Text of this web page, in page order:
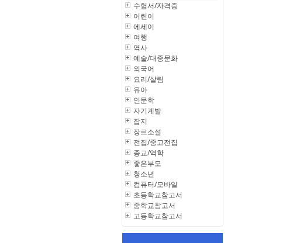
수험서/자격증
어린이
에세이
여행
역사
예술/대중문화
외국어
요리/살림
유아
인문학
자기계발
잡지
장르소설
전집/중고전집
종교/역학
좋은부모
청소년
컴퓨터/모바일
초등학교참고서
중학교참고서
고등학교참고서